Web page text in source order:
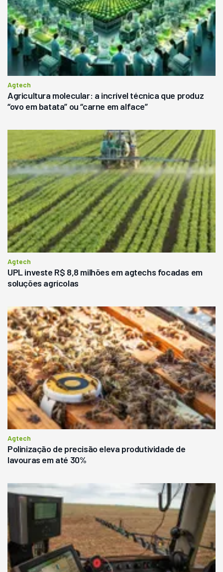
Agtech
Agricultura molecular: a incrível técnica que produz
“ovo em batata” ou “carne em alface”
Agtech
UPL investe R$ 8,8 milhões em agtechs focadas em
soluções agrícolas
Agtech
Polinização de precisão eleva produtividade de
lavouras em até 30%